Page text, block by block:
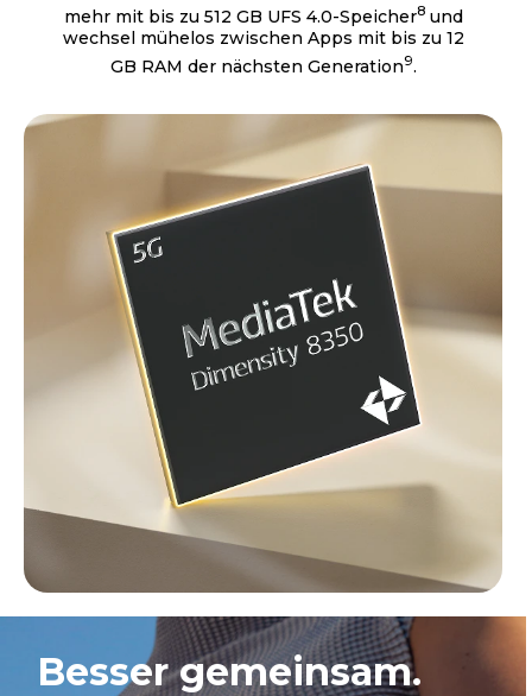
mehr mit bis zu 512 GB UFS 4.0-Speicher8und
wechsel mühelos zwischen Apps mit bis zu 12
GB RAM der nächsten Generation9.
Better together.